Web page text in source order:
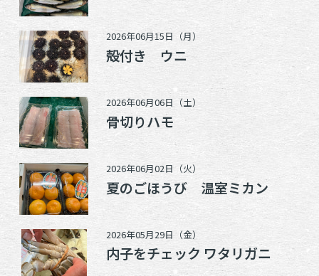
2026年06月15日（月）
殻付き ウニ
2026年06月06日（土）
骨切りハモ
2026年06月02日（火）
夏のごほうび 温室ミカン
2026年05月29日（金）
内子をチェック ワタリガニ